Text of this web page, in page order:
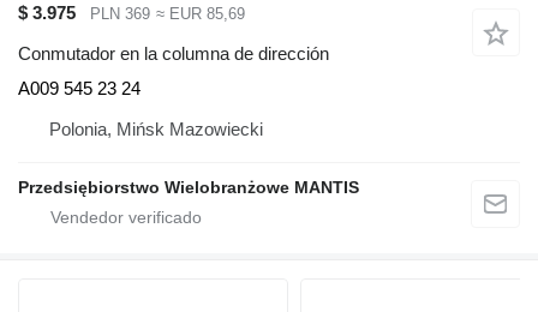
$ 3.975 PLN 369 ≈ EUR 85,69
Conmutador en la columna de dirección
A009 545 23 24
Polonia, Mińsk Mazowiecki
Przedsiębiorstwo Wielobranżowe MANTIS